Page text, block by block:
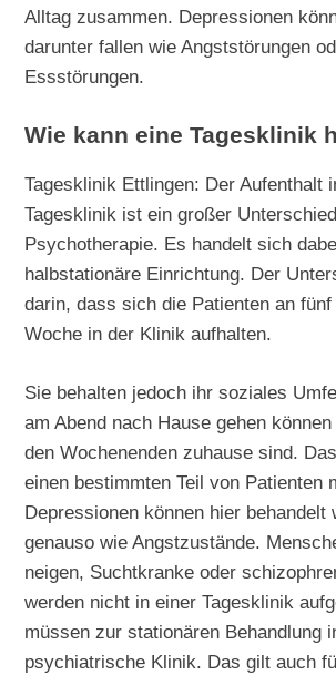
Alltag zusammen. Depressionen
darunter fallen wie Angststörungen
Essstörungen.
Wie kann eine Tagesklinik
Tagesklinik Ettlingen: Der Aufenthalt
Tagesklinik ist ein großer
Psychotherapie. Es handelt sich
halbstationäre Einrichtung. Der
darin, dass sich die Patienten an fünf
Woche in der Klinik aufhalten.
Sie behalten jedoch ihr soziales
am Abend nach Hause gehen
den Wochenenden zuhause sind.
einen bestimmten Teil von Patienten
Depressionen können hier behandelt
genauso wie Angstzustände.
neigen, Suchtkranke oder
werden nicht in einer Tagesklinik
müssen zur stationären Behandlung
psychiatrische Klinik. Das gilt auch